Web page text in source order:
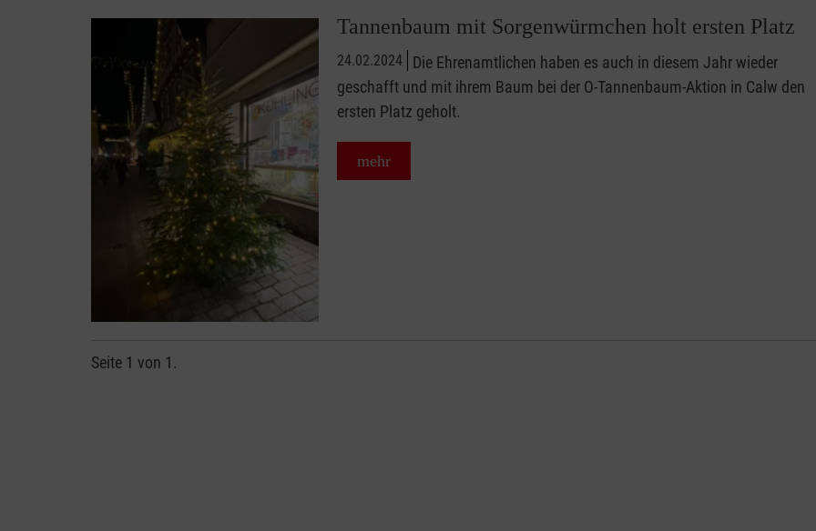
Tannenbaum mit Sorgenwürmchen holt ersten Platz
24.02.2024
Die Ehrenamtlichen haben es auch in diesem Jahr wieder
geschafft und mit ihrem Baum bei der O-Tannenbaum-Aktion in Calw den
ersten Platz geholt.
mehr
Seite 1 von 1.